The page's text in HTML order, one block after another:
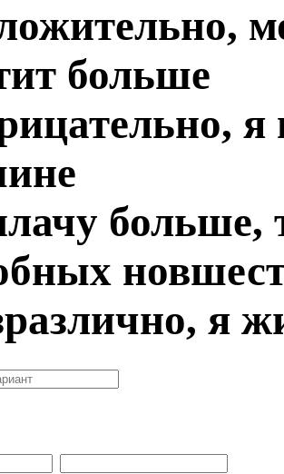
больше
больше,
я